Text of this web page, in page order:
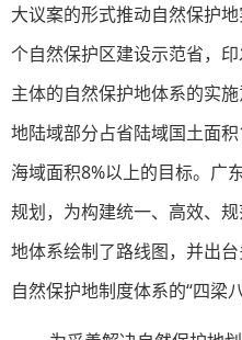
大议案的形式推动自然保护
个自然保护区建设示范省，
主体的自然保护地体系的实
地陆域部分占省陆域国土面
海域面积8%以上的目标。广
规划，为构建统一、高效、
地体系绘制了路线图，并出
自然保护地制度体系的“四梁八